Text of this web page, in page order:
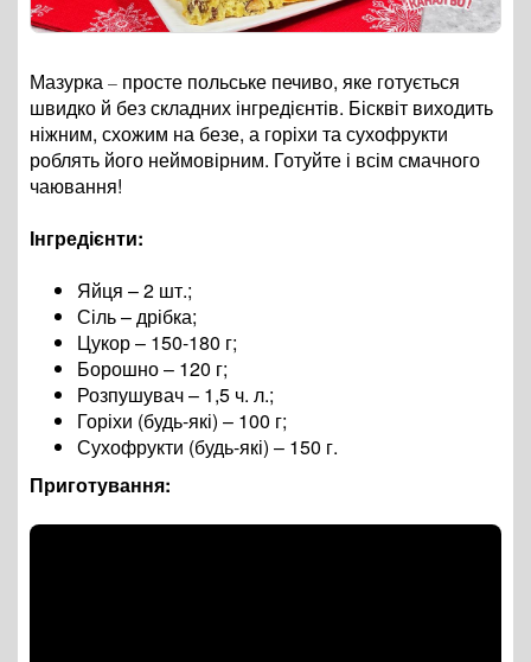
Мазурка – просте польське печиво, яке готується
швидко й без складних інгредієнтів. Бісквіт виходить
ніжним, схожим на безе, а горіхи та сухофрукти
роблять його неймовірним. Готуйте і всім смачного
чаювання!
Інгредієнти:
Яйця – 2 шт.;
Сіль – дрібка;
Цукор – 150-180 г;
Борошно – 120 г;
Розпушувач – 1,5 ч. л.;
Горіхи (будь-які) – 100 г;
Сухофрукти (будь-які) – 150 г.
Приготування: